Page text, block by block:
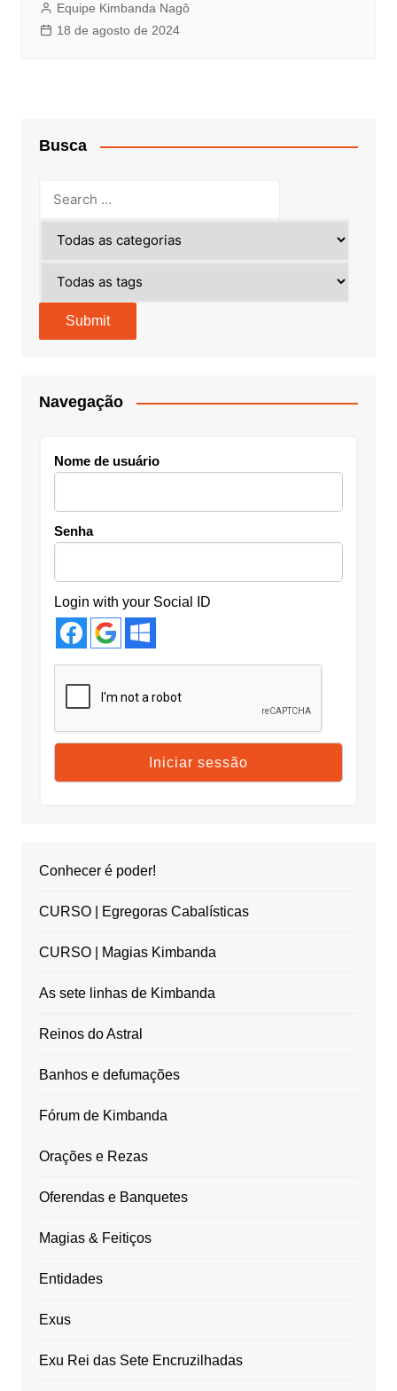
Equipe Kimbanda Nagô
18 de agosto de 2024
Busca
Navegação
Nome de usuário
Senha
Login with your Social ID
Conhecer é poder!
CURSO | Egregoras Cabalísticas
CURSO | Magias Kimbanda
As sete linhas de Kimbanda
Reinos do Astral
Banhos e defumações
Fórum de Kimbanda
Orações e Rezas
Oferendas e Banquetes
Magias & Feitiços
Entidades
Exus
Exu Rei das Sete Encruzilhadas